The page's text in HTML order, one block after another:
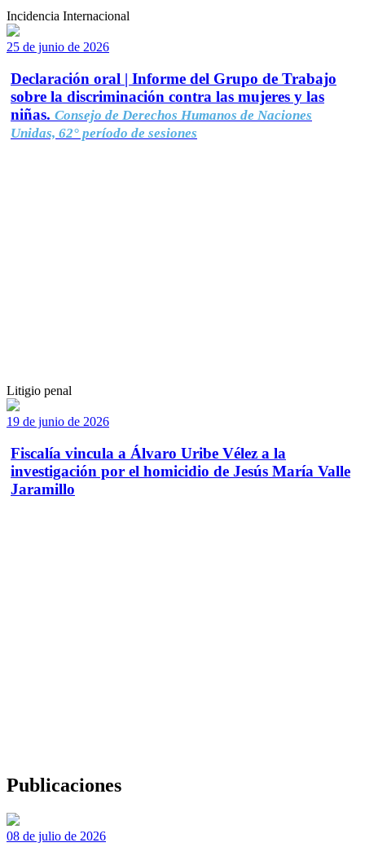
Incidencia Internacional
25 de junio de 2026
Declaración oral | Informe del Grupo de Trabajo
sobre la discriminación contra las mujeres y las
niñas. Consejo de Derechos Humanos de Naciones
Unidas, 62° período de sesiones
Litigio penal
19 de junio de 2026
Fiscalía vincula a Álvaro Uribe Vélez a la
investigación por el homicidio de Jesús María Valle
Jaramillo
Publicaciones
08 de julio de 2026